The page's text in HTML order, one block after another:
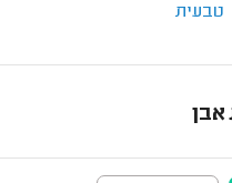
טבעית
אבן